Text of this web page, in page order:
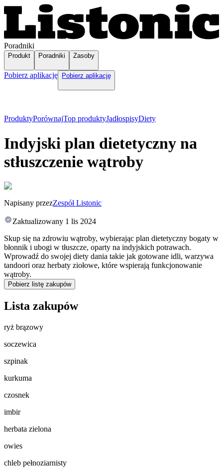
Poradniki
Produkt Poradniki Zasoby
Pobierz aplikację Pobierz aplikację
ProduktyPorównajTop produktyJadłospisyDiety
Indyjski plan dietetyczny na
stłuszczenie wątroby
Napisany przezZespół Listonic
Zaktualizowany 1 lis 2024
Skup się na zdrowiu wątroby, wybierając plan dietetyczny bogaty w
błonnik i ubogi w tłuszcze, oparty na indyjskich potrawach.
Wprowadź do swojej diety dania takie jak gotowane idli, warzywa
tandoori oraz herbaty ziołowe, które wspierają funkcjonowanie
wątroby.
Pobierz listę zakupów
Lista zakupów
ryż brązowy
soczewica
szpinak
kurkuma
czosnek
imbir
herbata zielona
owies
chleb pełnoziarnisty